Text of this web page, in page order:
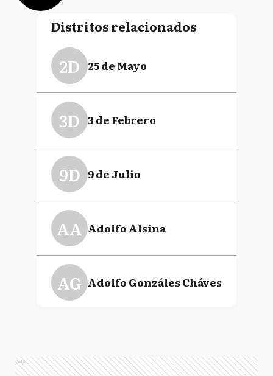
Distritos relacionados
2D 25 de Mayo
3D 3 de Febrero
9D 9 de Julio
AA Adolfo Alsina
AG Adolfo Gonzáles Cháves
Ads